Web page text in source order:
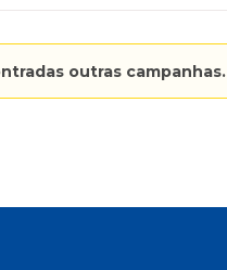
outras campanhas.